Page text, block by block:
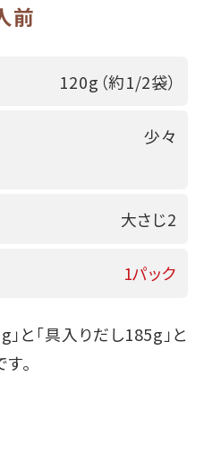
前
120g（約1/2袋）
少々
大さじ2
1パック
と「具入りだし185g」と
。